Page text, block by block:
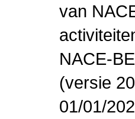
van
NACE-
(versie
01/01/